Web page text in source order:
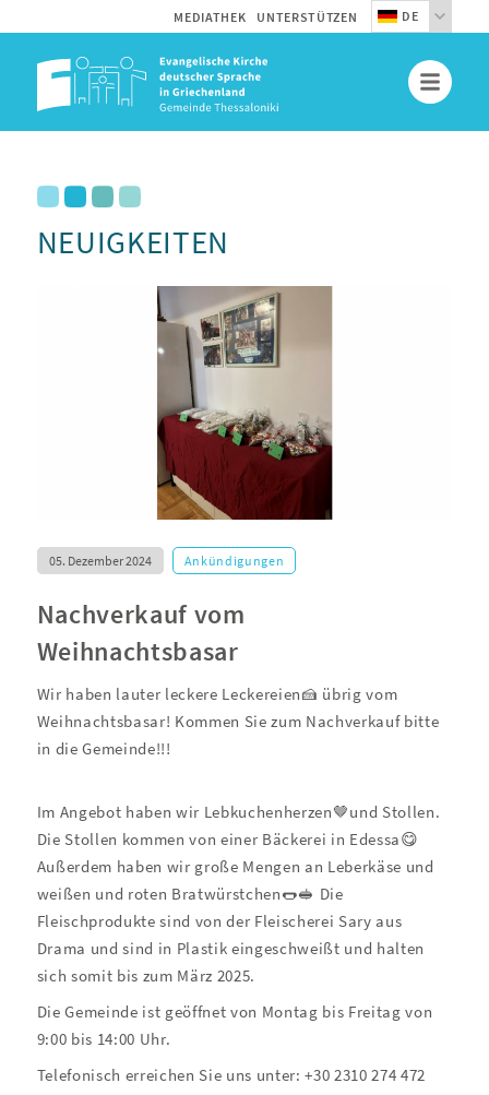
MEDIATHEK UNTERSTÜTZEN DE
NEUIGKEITEN
05. Dezember 2024 Ankündigungen
Nachverkauf vom
Weihnachtsbasar
Wir haben lauter leckere Leckereien🍰 übrig vom
Weihnachtsbasar! Kommen Sie zum Nachverkauf bitte
in die Gemeinde!!!
Im Angebot haben wir Lebkuchenherzen🤎und Stollen.
Die Stollen kommen von einer Bäckerei in Edessa😋
Außerdem haben wir große Mengen an Leberkäse und
weißen und roten Bratwürstchen🌭🥪 Die
Fleischprodukte sind von der Fleischerei Sary aus
Drama und sind in Plastik eingeschweißt und halten
sich somit bis zum März 2025.
Die Gemeinde ist geöffnet von Montag bis Freitag von
9:00 bis 14:00 Uhr.
Telefonisch erreichen Sie uns unter: +30 2310 274 472